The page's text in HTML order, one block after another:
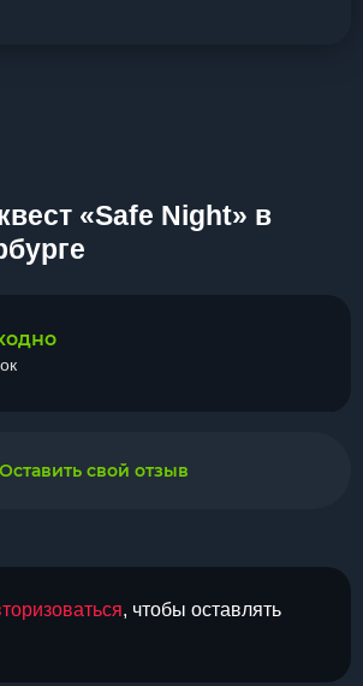
«Safe Night» в
, чтобы оставлять
Оставить свой отзыв